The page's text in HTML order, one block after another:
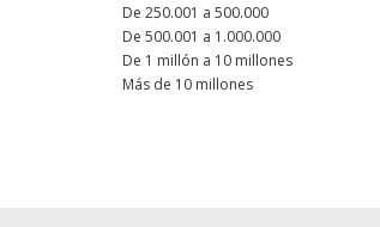
De 250.001 a 500.000
De 500.001 a 1.000.000
De 1 millón a 10 millones
Más de 10 millones